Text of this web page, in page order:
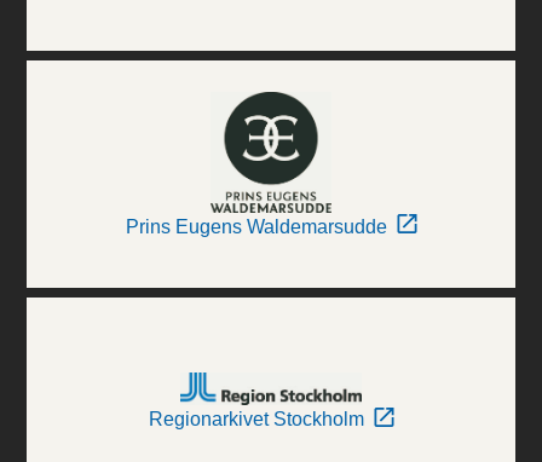
Prins Eugens Waldemarsudde
Regionarkivet Stockholm